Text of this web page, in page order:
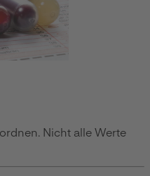
Nicht alle Werte